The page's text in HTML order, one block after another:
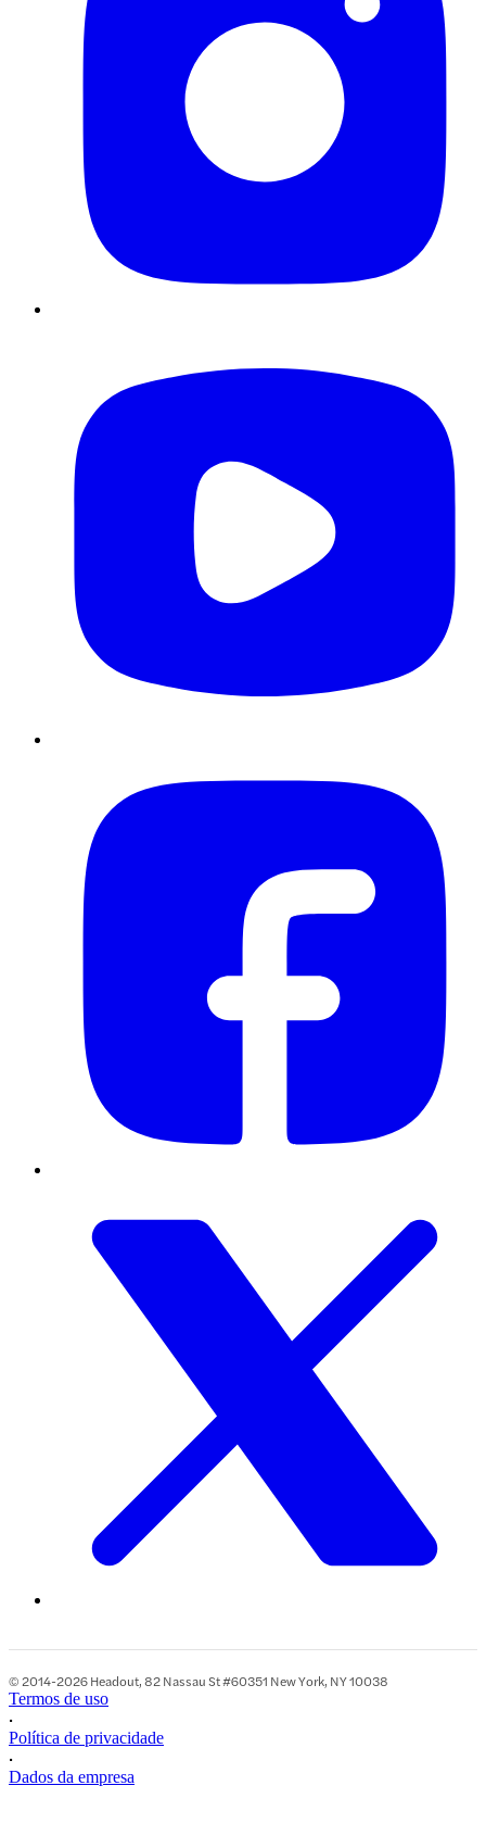
© 2014-2026 Headout, 82 Nassau St #60351 New York, NY 10038
Termos de uso
•
Política de privacidade
•
Dados da empresa